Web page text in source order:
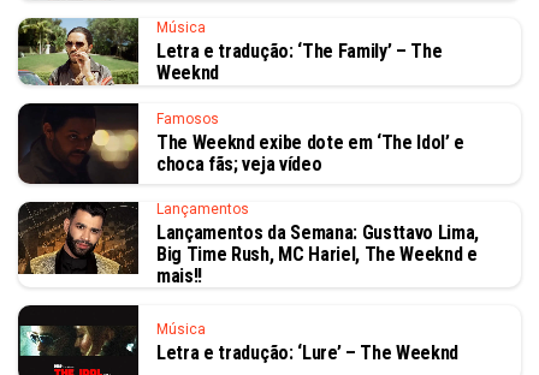
Música
Letra e tradução: ‘The Family’ – The
Weeknd
Famosos
The Weeknd exibe dote em ‘The Idol’ e
choca fãs; veja vídeo
Lançamentos
Lançamentos da Semana: Gusttavo Lima,
Big Time Rush, MC Hariel, The Weeknd e
mais!!
Música
Letra e tradução: ‘Lure’ – The Weeknd